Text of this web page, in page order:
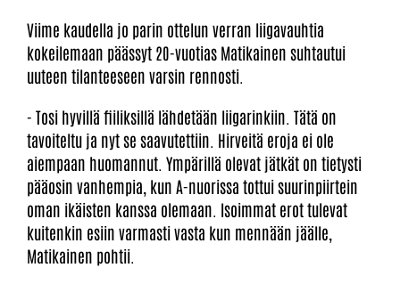
Viime kaudella jo parin ottelun verran liigavauhtia
kokeilemaan päässyt 20-vuotias Matikainen suhtautui
uuteen tilanteeseen varsin rennosti.
- Tosi hyvillä fiiliksillä lähdetään liigarinkiin. Tätä on
tavoiteltu ja nyt se saavutettiin. Hirveitä eroja ei ole
aiempaan huomannut. Ympärillä olevat jätkät on tietysti
pääosin vanhempia, kun A-nuorissa tottui suurinpiirtein
oman ikäisten kanssa olemaan. Isoimmat erot tulevat
kuitenkin esiin varmasti vasta kun mennään jäälle,
Matikainen pohtii.